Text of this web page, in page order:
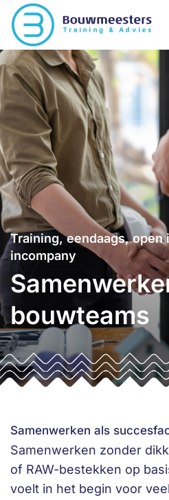
Training, eendaags, open
incompany
bouwteams
Samenwerken als
Samenwerken zonder
of RAW-bestekken op
voelt in het begin voor